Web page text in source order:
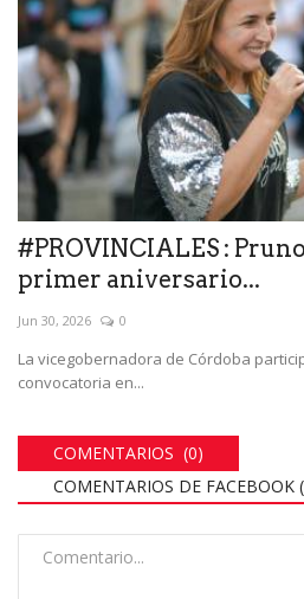
#PROVINCIALES :
primer aniversario...
Jun 30, 2026 0
La vicegobernadora de Córdoba
convocatoria en...
COMENTARIOS (0)
COMENTARIOS DE FACEBOOK (